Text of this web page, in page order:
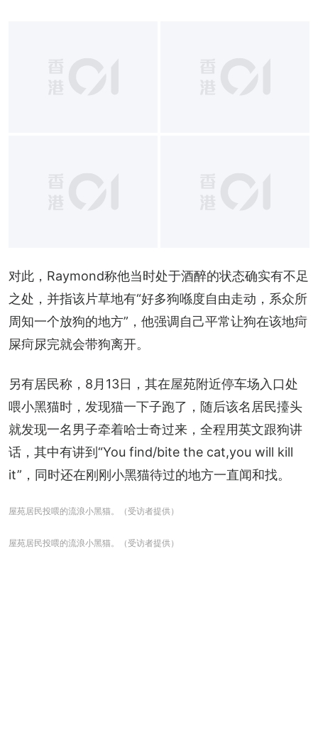
对此，Raymond称他当时处于酒醉的状态确实有不足
之处，并指该片草地有“好多狗喺度自由走动，系众所
周知一个放狗的地方”，他强调自己平常让狗在该地疴
屎疴尿完就会带狗离开。
另有居民称，8月13日，其在屋苑附近停车场入口处
喂小黑猫时，发现猫一下子跑了，随后该名居民擡头
就发现一名男子牵着哈士奇过来，全程用英文跟狗讲
话，其中有讲到“You find/bite the cat,you will kill
it”，同时还在刚刚小黑猫待过的地方一直闻和找。
屋苑居民投喂的流浪小黑猫。（受访者提供）
屋苑居民投喂的流浪小黑猫。（受访者提供）